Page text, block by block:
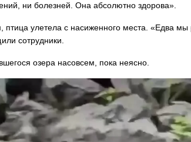
ни болезней. Она абсолютно здорова».
птица улетела с насиженного места. «Едва мы
сотрудники.
озера насовсем, пока неясно.